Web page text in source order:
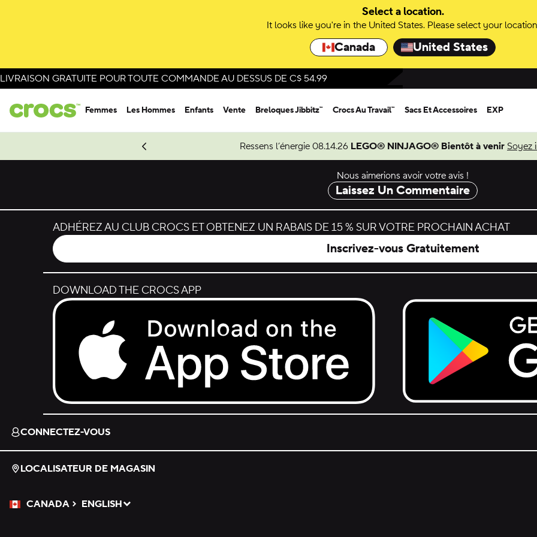
Select a location.
It looks like you're in the United States. Please select your
Canada United States
LIVRAISON GRATUITE POUR TOUTE COMMANDE AU DESSUS DE C$ 54.99
Femmes Les Hommes Enfants Vente Breloques Jibbitz™ Crocs Au Travail™ Sacs Et Accessoires EXP
Ressens l’énergie 08.14.26 LEGO® NINJAGO® Bientôt à venir Soyez
Magasinez Spider-Man
Nous aimerions avoir votre avis !
Laissez Un Commentaire
ADHÉREZ AU CLUB CROCS ET OBTENEZ UN RABAIS DE 15 % SUR VOTRE PROCHAIN ACHAT
Inscrivez-vous Gratuitement
DOWNLOAD THE CROCS APP
Download on the App Store.
Get it on Google Play.
CONNECTEZ-VOUS
LOCALISATEUR DE MAGASIN
CANADA
Veuillez sélectionner une langue
ENGLISH
Sélectionné